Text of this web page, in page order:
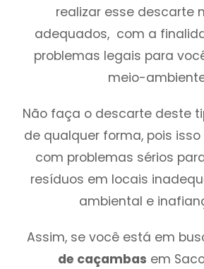
realizar esse descarte
adequados, com a
problemas legais para
meio-
Não faça o descarte deste
de qualquer forma, pois
com problemas sérios
resíduos em locais
ambiental e
Assim, se você está em
de caçambas em